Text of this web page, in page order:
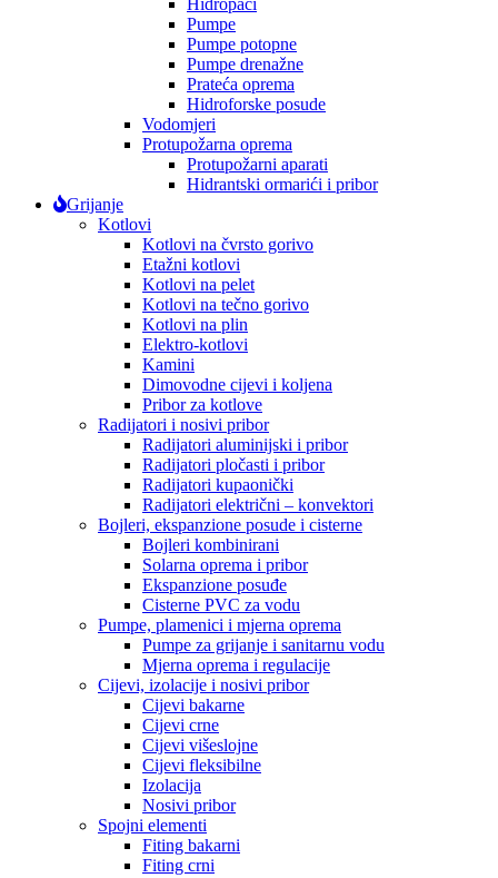
Pumpe
Pumpe potopne
Pumpe drenažne
Prateća oprema
Hidroforske posude
Vodomjeri
Protupožarna oprema
Protupožarni aparati
Hidrantski ormarići i pribor
Grijanje
Kotlovi
Kotlovi na čvrsto gorivo
Etažni kotlovi
Kotlovi na pelet
Kotlovi na tečno gorivo
Kotlovi na plin
Elektro-kotlovi
Kamini
Dimovodne cijevi i koljena
Pribor za kotlove
Radijatori i nosivi pribor
Radijatori aluminijski i pribor
Radijatori pločasti i pribor
Radijatori kupaonički
Radijatori električni – konvektori
Bojleri, ekspanzione posude i cisterne
Bojleri kombinirani
Solarna oprema i pribor
Ekspanzione posuđe
Cisterne PVC za vodu
Pumpe, plamenici i mjerna oprema
Pumpe za grijanje i sanitarnu vodu
Mjerna oprema i regulacije
Cijevi, izolacije i nosivi pribor
Cijevi bakarne
Cijevi crne
Cijevi višeslojne
Cijevi fleksibilne
Izolacija
Nosivi pribor
Spojni elementi
Fiting bakarni
Fiting crni